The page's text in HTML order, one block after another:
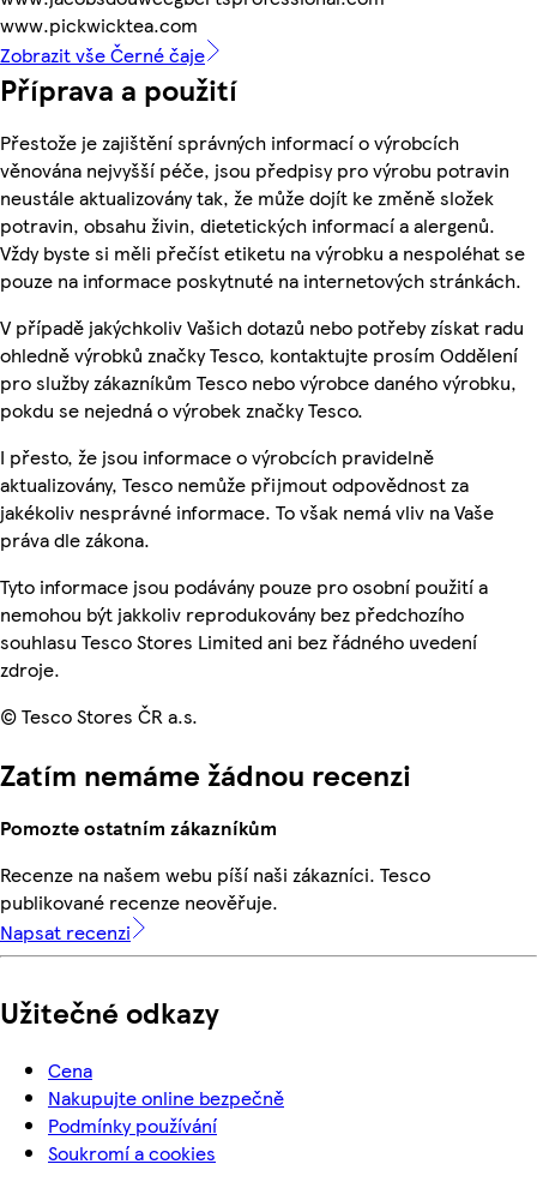
www.pickwicktea.com
Zobrazit vše Černé čaje
Příprava a použití
Přestože je zajištění správných informací o výrobcích
věnována nejvyšší péče, jsou předpisy pro výrobu potravin
neustále aktualizovány tak, že může dojít ke změně složek
potravin, obsahu živin, dietetických informací a alergenů.
Vždy byste si měli přečíst etiketu na výrobku a nespoléhat se
pouze na informace poskytnuté na internetových stránkách.
V případě jakýchkoliv Vašich dotazů nebo potřeby získat radu
ohledně výrobků značky Tesco, kontaktujte prosím Oddělení
pro služby zákazníkům Tesco nebo výrobce daného výrobku,
pokdu se nejedná o výrobek značky Tesco.
I přesto, že jsou informace o výrobcích pravidelně
aktualizovány, Tesco nemůže přijmout odpovědnost za
jakékoliv nesprávné informace. To však nemá vliv na Vaše
práva dle zákona.
Tyto informace jsou podávány pouze pro osobní použití a
nemohou být jakkoliv reprodukovány bez předchozího
souhlasu Tesco Stores Limited ani bez řádného uvedení
zdroje.
© Tesco Stores ČR a.s.
Zatím nemáme žádnou recenzi
Pomozte ostatním zákazníkům
Recenze na našem webu píší naši zákazníci. Tesco
publikované recenze neověřuje.
Napsat recenzi
Užitečné odkazy
Cena
Nakupujte online bezpečně
Podmínky používání
Soukromí a cookies